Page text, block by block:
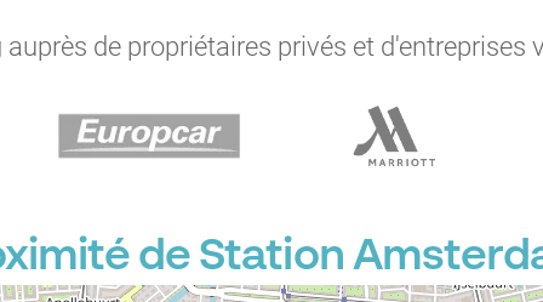
de propriétaires privés et d'entreprises
de Station
P
P